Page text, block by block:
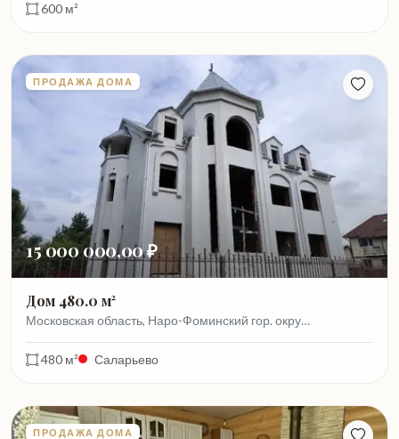
600 м²
ПРОДАЖА ДОМА
15 000 000,00 ₽
Дом 480.0 м²
Московская область, Наро-Фоминский гор. окру…
480 м² Саларьево
ПРОДАЖА ДОМА